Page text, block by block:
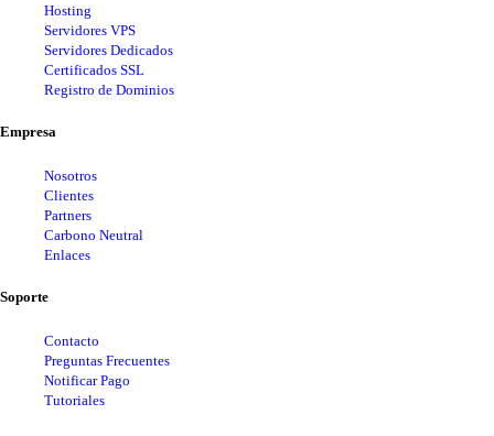
Hosting
Servidores VPS
Servidores Dedicados
Certificados SSL
Registro de Dominios
Empresa
Nosotros
Clientes
Partners
Carbono Neutral
Enlaces
Soporte
Contacto
Preguntas Frecuentes
Notificar Pago
Tutoriales